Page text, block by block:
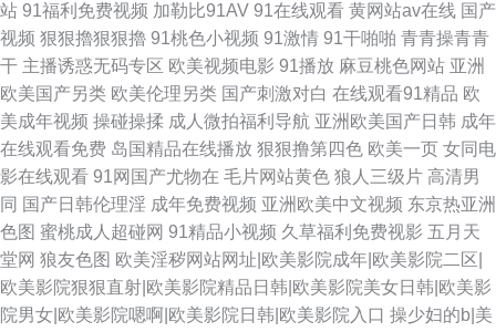
站 91福利免费视频 加勒比91AV 91在线观看 黄网站av在线 国产
视频 狠狠擼狠狠擼 91桃色小视频 91激情 91干啪啪 青青操青青
干 主播诱惑无码专区 欧美视频电影 91播放 麻豆桃色网站 亚洲
欧美国产另类 欧美伦理另类 国产刺激对白 在线观看91精品 欧
美成年视频 操碰操揉 成人微拍福利导航 亚洲欧美国产日韩 成年
在线观看免费 岛国精品在线播放 狠狠撸第四色 欧美一页 女同电
影在线观看 91网国产尤物在 毛片网站黄色 狼人三级片 高清男
同 国产日韩伦理淫 成年免费视频 亚洲欧美中文视频 东京热亚洲
色图 蜜桃成人超碰网 91精品小视频 久草福利免费视影 五月天
堂网 狼友色图 欧美淫秽网站网址|欧美影院成年|欧美影院二区|
欧美影院狠狠直射|欧美影院精品日韩|欧美影院美女日韩|欧美影
院男女|欧美影院嗯啊|欧美影院日韩|欧美影院入口 操少妇的b|美